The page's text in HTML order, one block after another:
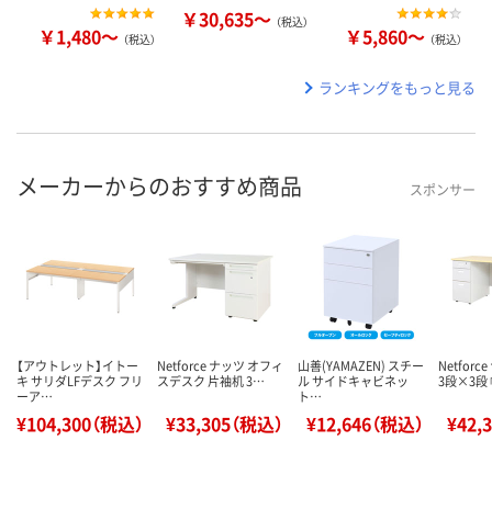
￥1,480～ （税込）
￥30,635～ （税込）
￥5,860～ （税込）
ランキングをもっと見る
メーカーからのおすすめ商品 スポンサー
【アウトレット】イトー
キ サリダLFデスク フリ
ーア…
¥104,300（税込）
Netforce ナッツ オフィ
スデスク 片袖机 3…
¥33,305（税込）
山善(YAMAZEN) スチー
ル サイドキャビネッ
ト…
¥12,646（税込）
Netforce
3段×3段